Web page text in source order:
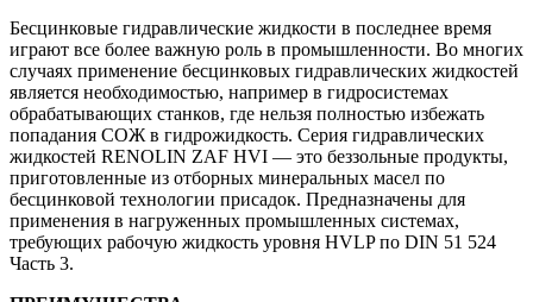
Бесцинковые гидравлические жидкости в последнее время
играют все более важную роль в промышленности. Во многих
случаях применение бесцинковых гидравлических жидкостей
является необходимостью, например в гидросистемах
обрабатывающих станков, где нельзя полностью избежать
попадания СОЖ в гидрожидкость. Серия гидравлических
жидкостей RENOLIN ZAF HVI — это беззольные продукты,
приготовленные из отборных минеральных масел по
бесцинковой технологии присадок. Предназначены для
применения в нагруженных промышленных системах,
требующих рабочую жидкость уровня HVLP по DIN 51 524
Часть 3.